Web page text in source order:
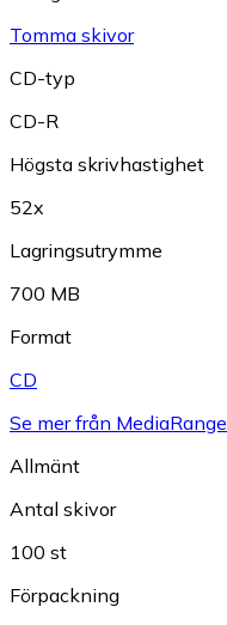
Tomma skivor
CD-typ
CD-R
Högsta skrivhastighet
52x
Lagringsutrymme
700 MB
Format
CD
Se mer från MediaRange
Allmänt
Antal skivor
100 st
Förpackning